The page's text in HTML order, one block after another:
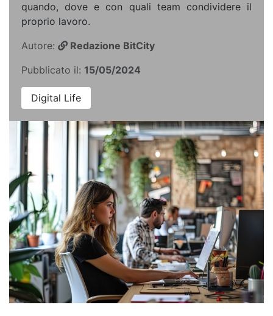
quando, dove e con quali team condividere il
proprio lavoro.
Autore:
Redazione BitCity
Pubblicato il: 15/05/2024
Digital Life